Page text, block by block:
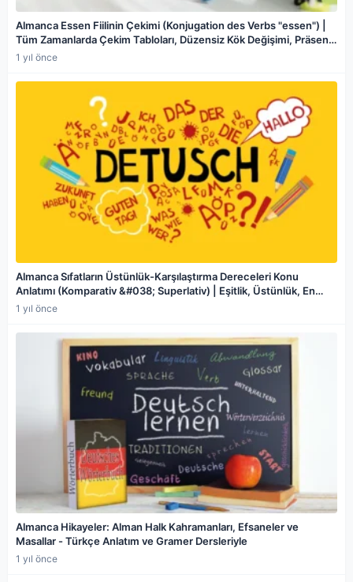
Almanca Essen Fiilinin Çekimi (Konjugation des Verbs "essen") |
Tüm Zamanlarda Çekim Tabloları, Düzensiz Kök Değişimi, Präsens,
Perfekt, Präteritum ve Örnek Cümleler
1 yıl önce
Almanca Sıfatların Üstünlük-Karşılaştırma Dereceleri Konu
Anlatımı (Komparativ &#038; Superlativ) | Eşitlik, Üstünlük, En
Üstünlük, Düzensiz Formlar ve Örnek Cümleler
1 yıl önce
Almanca Hikayeler: Alman Halk Kahramanları, Efsaneler ve
Masallar - Türkçe Anlatım ve Gramer Dersleriyle
1 yıl önce